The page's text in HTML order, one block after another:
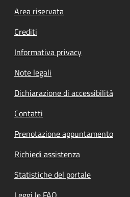
Footer menu
Area riservata
Crediti
Informativa privacy
Note legali
Dichiarazione di accessibilità
Contatti
Prenotazione appuntamento
Richiedi assistenza
Statistiche del portale